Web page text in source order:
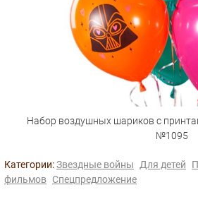
Набор воздушных шариков с
№1095
Категории:Звездные войны Для детей
фильмов Спецпредложение